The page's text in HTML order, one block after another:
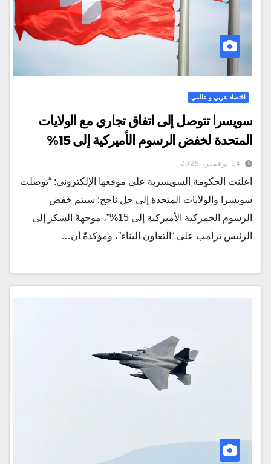
اقتصاد عربي و عالمي
سويسرا تتوصل إلى اتفاق تجاري مع الولايات
المتحدة لخفض الرسوم الأميركية إلى 15%
14 نوفمبر، 2025
اعلنت الحكومة السويسرية على موقعها الإلكتروني: “توصلت
سويسرا والولايات المتحدة إلى حل ناجح: سيتم خفض
الرسوم الجمركية الأميركية إلى 15%”، موجهةً الشكر إلى
الرئيس ترامب على “التعاون البناء”، ومؤكدةً أن…